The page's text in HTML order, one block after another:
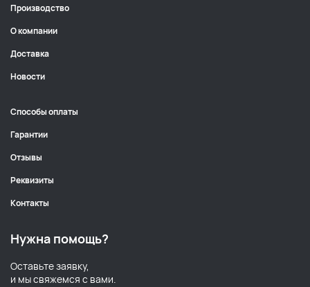
Нужна помощь?
Оставьте заявку,
и мы свяжемся с вами.
Производство
О компании
Доставка
Новости
Способы оплаты
Гарантии
Отзывы
Реквизиты
Контакты